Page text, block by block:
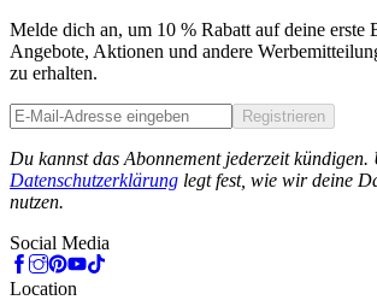
Melde dich an, um 10 % Rabatt auf deine erste
Angebote, Aktionen und andere
zu erhalten.
Registrieren
Du kannst das Abonnement jederzeit kündigen.
Datenschutzerklärung legt fest, wie wir deine
nutzen.
Social Media
Location